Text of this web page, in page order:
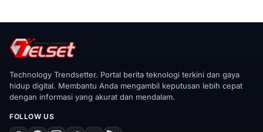
Technology Trendsetter. Portal berita teknologi terkini dan gaya
hidup digital. Membantu Anda mengambil keputusan lebih cepat
dengan informasi yang akurat dan mendalam.
FOLLOW US